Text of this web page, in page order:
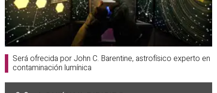
Será ofrecida por John C. Barentine, astrofísico experto en
contaminación lumínica